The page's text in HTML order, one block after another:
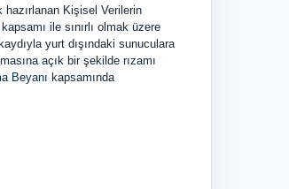
hazırlanan Kişisel Verilerin
ile sınırlı olmak üzere
yurt dışındaki sunuculara
açık bir şekilde rızamı
Beyanı kapsamında